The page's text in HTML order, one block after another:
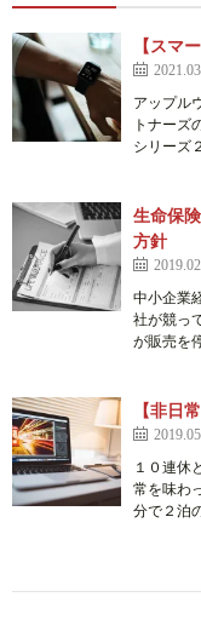
【スマ
アップル
トナーズ
シリーズ
生命保
方針
中小企業
社が競っ
が販売を
【非日
１０連休
常を味わ
分で２泊